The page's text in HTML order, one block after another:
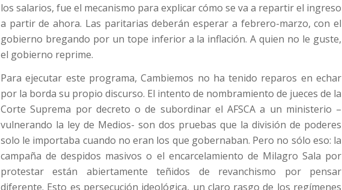
los salarios, fue el mecanismo para explicar cómo se va a repartir el ingreso
a partir de ahora. Las paritarias deberán esperar a febrero-marzo, con el
gobierno bregando por un tope inferior a la inflación. A quien no le guste,
el gobierno reprime.
Para ejecutar este programa, Cambiemos no ha tenido reparos en echar
por la borda su propio discurso. El intento de nombramiento de jueces de la
Corte Suprema por decreto o de subordinar el AFSCA a un ministerio –
vulnerando la ley de Medios- son dos pruebas que la división de poderes
solo le importaba cuando no eran los que gobernaban. Pero no sólo eso: la
campaña de despidos masivos o el encarcelamiento de Milagro Sala por
protestar están abiertamente teñidos de revanchismo por pensar
diferente. Esto es persecución ideológica, un claro rasgo de los regímenes